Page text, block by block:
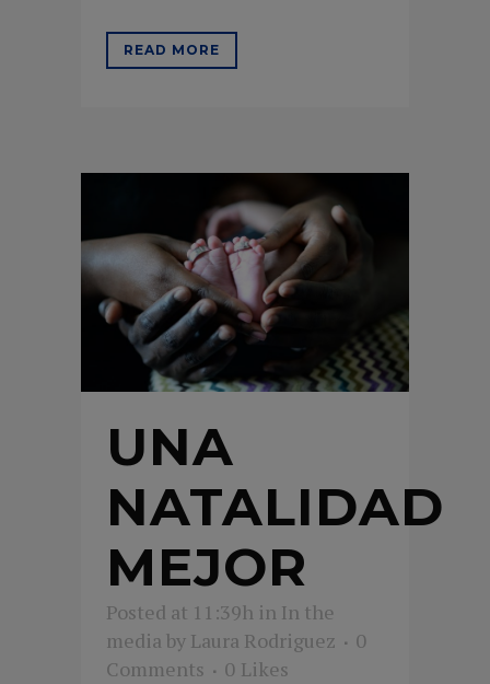
READ MORE
UNA
NATALIDAD
MEJOR
Posted at 11:39h in In the
media by Laura Rodriguez
0
Comments
0 Likes